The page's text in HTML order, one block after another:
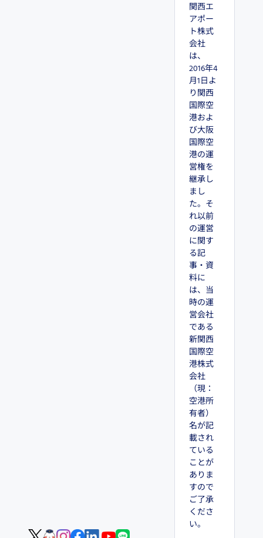
関西エ
アポー
ト株式
会社
は、
2016年4
月1日よ
り関西
国際空
港およ
び大阪
国際空
港の運
営権を
継承し
まし
た。そ
れ以前
の運営
に関す
る記
事・資
料に
は、当
時の運
営会社
である
新関西
国際空
港株式
会社
（現：
空港所
有者）
名が記
載され
ている
ことが
ありま
すので
ご了承
くださ
い。